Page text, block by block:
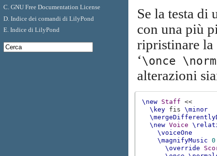
Se la testa di
con una più
ripristinare la
‘\once
alterazioni
\new Staff
<<
\key fis
\minor
\new Voice
\voiceOne
\magnifyMusic
\override
C. GNU Free Documentation License
D. Indice dei comandi di LilyPond
E. Indice di LilyPond